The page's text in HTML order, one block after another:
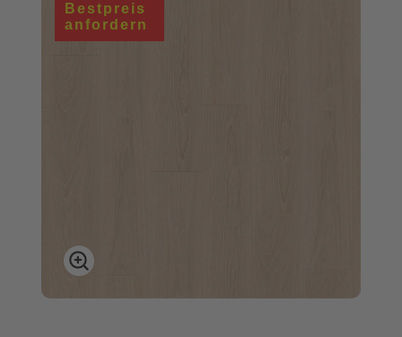
Bestpreis
anfordern